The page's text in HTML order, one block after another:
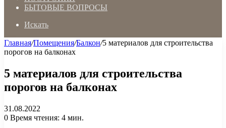
БЫТОВЫЕ ВОПРОСЫ
Искать
Главная/Помещения/Балкон/5 материалов для строительства
порогов на балконах
5 материалов для строительства
порогов на балконах
31.08.2022
0 Время чтения: 4 мин.